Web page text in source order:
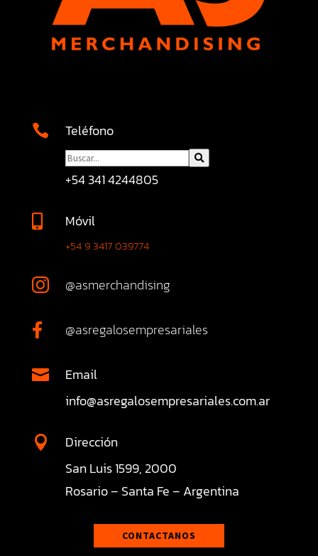
 Teléfono
+54 341 4244805
 Móvil
+54 9 3417 039774
 @asmerchandising
 @asregalosempresariales

Email
info@asregalosempresariales.com.ar

Dirección
San Luis 1599, 2000
Rosario – Santa Fe – Argentina
CONTACTANOS